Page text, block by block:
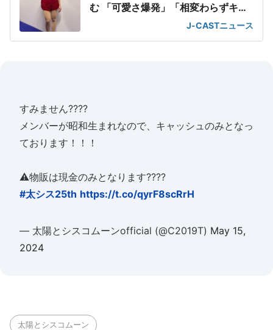
む 「可愛さ爆発」「相変わらずキュ
J-CASTニュース
すみません????
メンバーが昭和生まれなので、キャッシュのみとなっ
ております！！！
⚠️物販は現金のみとなります????
#太シス25th https://t.co/qyrF8scRrH
— 太陽とシスコムーンofficial (@C2019T) May 15,
2024
太陽とシスコムーン